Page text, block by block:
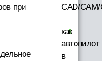
при
CAD/
—
как
автопилот
в